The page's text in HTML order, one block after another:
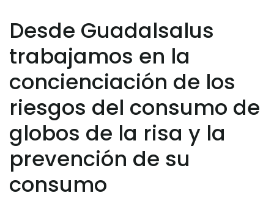
Desde Guadalsalus
trabajamos en la
concienciación de los
riesgos del consumo de
globos de la risa y la
prevención de su
consumo